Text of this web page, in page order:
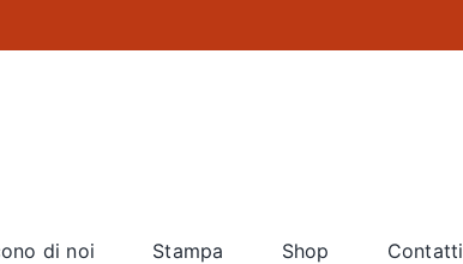
di noi Stampa Shop Contatti